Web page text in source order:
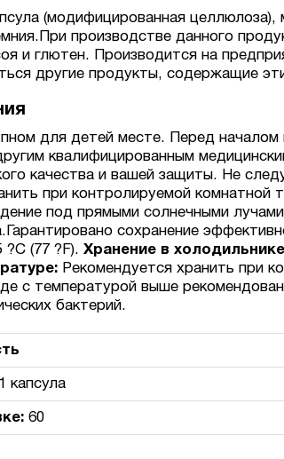
(модифицированная
производстве данного
и глютен. Производится на
другие продукты, содержащие
для детей месте. Перед
квалифицированным
качества и вашей защиты. Не
при контролируемой комнатной
под прямыми солнечными
сохранение
(77 ?F). Хранение в
Рекомендуется хранить при
с температурой выше
бактерий.
1 капсула
60